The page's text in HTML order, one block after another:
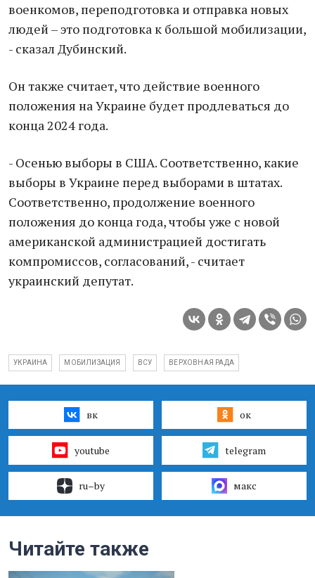
военкомов, переподготовка и отправка новых
людей – это подготовка к большой мобилизации,
- сказал Дубинский.
Он также считает, что действие военного
положения на Украине будет продлеваться до
конца 2024 года.
- Осенью выборы в США. Соответственно, какие
выборы в Украине перед выборами в штатах.
Соответственно, продолжение военного
положения до конца года, чтобы уже с новой
американской администрацией достигать
компромиссов, согласований, - считает
украинский депутат.
УКРАИНА МОБИЛИЗАЦИЯ ВСУ ВЕРХОВНАЯ РАДА
вк ок
youtube telegram
ru–by макс
Читайте также